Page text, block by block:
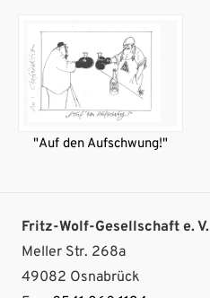
"Auf den Aufschwung!"
Fritz-Wolf-Gesellschaft e. V.
Meller Str. 268a
49082 Osnabrück